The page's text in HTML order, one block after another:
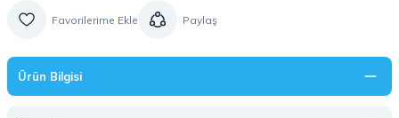
Paylaş
Ürün Bilgisi